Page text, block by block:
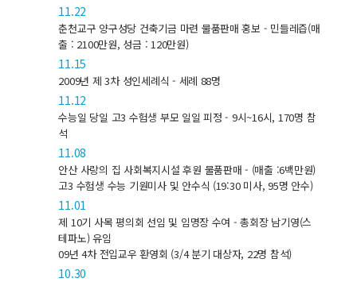
11.22
춘천교구 양구성당 건축기금 마련 물품판매 홍보 - 민들레즙(매
출 : 2100만원, 성금 : 120만원)
11.15
2009년 제 3차 성인세례식 - 세례 88명
11.12
수능일 당일 고3 수험생 부모 일일 피정 - 9시~16시, 170명 참
석
11.08
안산 사랑의 집 사회복지시설 후원 물품판매 - (매출 :6백만원)
고3 수험생 수능 기원미사 및 안수식 (19:30 미사, 95명 안수)
11.01
제 10기 사목 평의회 선임 및 임명장 수여 - 총회장 남기영(스
테파노) 유임
09년 4차 전입교우 환영회 (3/4 분기 대상자, 22명 참석)
10.30